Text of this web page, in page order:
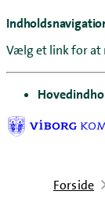
Vælg et link for at
gå til
Forside